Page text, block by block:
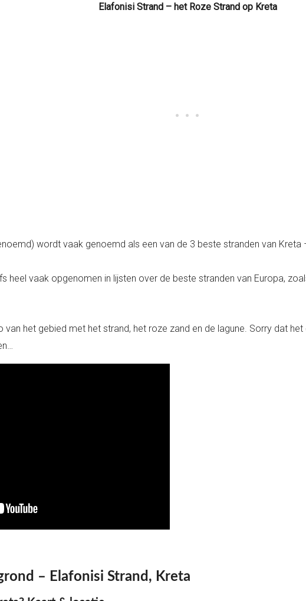
Elafonisi Strand – het Roze Strand op Kreta
wordt vaak genoemd als een van de 3 beste stranden van Kreta
heel vaak opgenomen in lijsten over de beste stranden van Europa,
van het gebied met het strand, het roze zand en de lagune. Sorry dat
– Elafonisi Strand, Kreta